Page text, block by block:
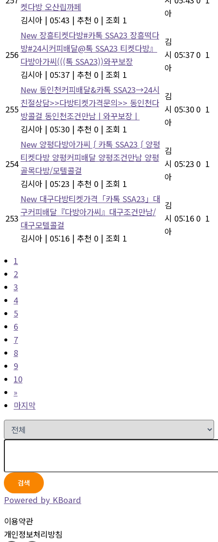
켓다방 오산립까페
김시아 | 05:43 | 추천 0 | 조회 1
아
256
New 장흥티켓다방#카톡 SSA23 장흥떡다
방#24시커피배달@톡 SSA23 티켓다방』
다방아가씨(((톡 SSA23))와꾸보장
김시아 | 05:37 | 추천 0 | 조회 1
김
시
아
05:37 0 1
255
New 동인천커피배달&카톡 SSA23→24시
친절상담>>다방티켓가격문의>> 동인천다
방콜걸 동인천조건만남ㅣ와꾸보장ㅣ
김시아 | 05:30 | 추천 0 | 조회 1
김
시
아
05:30 0 1
254
New 양평다방아가씨∫카톡 SSA23∫양평
티켓다방 양평커피배달 양평조건만남 양평
골목다방/모텔콜걸
김시아 | 05:23 | 추천 0 | 조회 1
김
시
아
05:23 0 1
253
New 대구다방티켓가격「카톡 SSA23」대
구커피배달『다방아가씨』대구조건만남/
대구모텔콜걸
김시아 | 05:16 | 추천 0 | 조회 1
김
시
아
05:16 0 1
1
2
3
4
5
6
7
8
9
10
»
마지막
검색
Powered by KBoard
이용약관
개인정보처리방침